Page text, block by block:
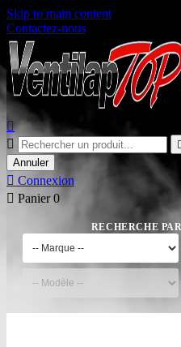
Skip to main content
Contactez-nous



Annuler
 Connexion
 Panier 0
RECHERCHE